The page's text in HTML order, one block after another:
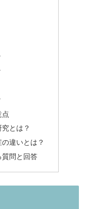
点
とは？
違いとは？
質問と回答